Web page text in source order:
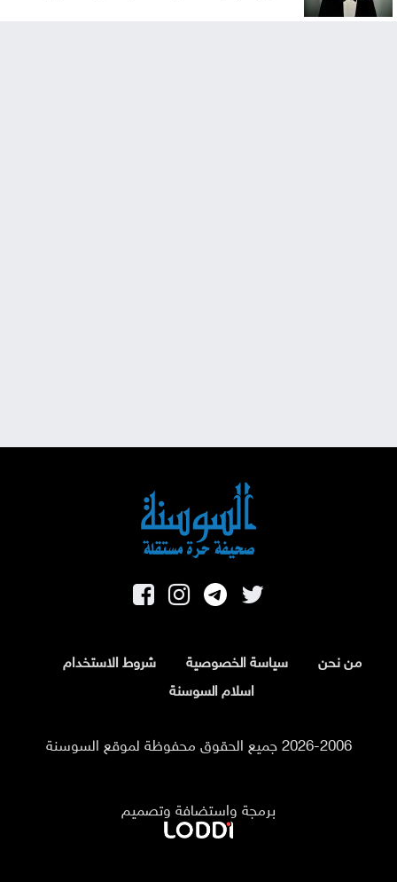
من نحن سياسة الخصوصية
شروط الاستخدام
اسلام السوسنة
2026-2006 جميع الحقوق محفوظة لموقع السوسنة
برمجة واستضافة وتصميم